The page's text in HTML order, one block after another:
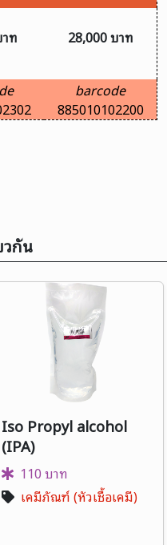
ท 28,000 บาท
barcode
885010102200
วกัน
Iso Propyl alcohol
(IPA)
110 บาท
เคมีภัณฑ์ (หัวเชื้อเคมี)